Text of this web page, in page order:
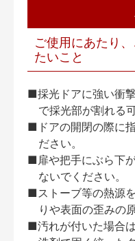
ご使用にあたり
たいこと
■採光ドアに強い衝
で採光部が割れる
■ドアの開閉の際に
ださい。
■扉や把手にぶら下
ないでください。
■ストーブ等の熱源
りや表面の歪みの
■汚れが付いた場合